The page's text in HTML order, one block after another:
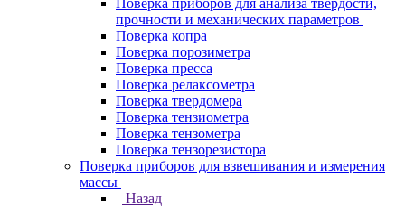
Поверка приборов для анализа твёрдости,
прочности и механических параметров
Поверка копра
Поверка порозиметра
Поверка пресса
Поверка релаксометра
Поверка твердомера
Поверка тензиометра
Поверка тензометра
Поверка тензорезистора
Поверка приборов для взвешивания и измерения
массы
Назад